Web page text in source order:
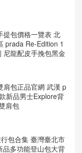
提包價格一覽表 北
prada Re-Edition 1
尼龍配皮手挽包黑金
肩包正品官網 武漢 p
新品男士Explore背
肩包
包合集 臺灣臺北市
品多功能登山包大背